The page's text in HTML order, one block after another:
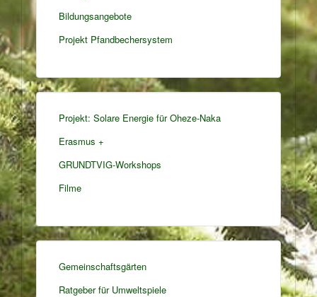
Bildungsangebote
Projekt Pfandbechersystem
Projekt: Solare Energie für Oheze-Naka
Erasmus +
GRUNDTVIG-Workshops
Filme
Gemeinschaftsgärten
Ratgeber für Umweltspiele